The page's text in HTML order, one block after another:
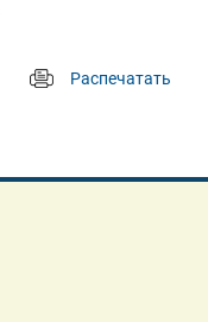
Распечатать